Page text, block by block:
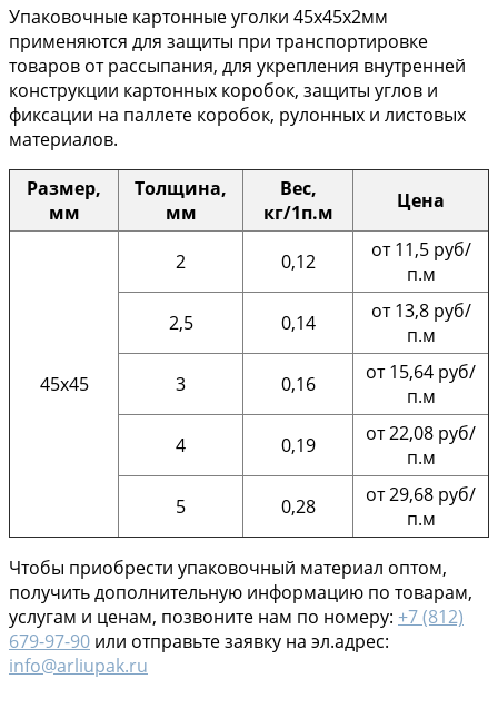
Упаковочные картонные уголки 45х45х2мм
применяются для защиты при транспортировке
товаров от рассыпания, для укрепления внутренней
конструкции картонных коробок, защиты углов и
фиксации на паллете коробок, рулонных и листовых
материалов.
Размер,
мм
Толщина,
мм
Вес,
кг/1п.м
Цена
45х45
2 0,12
от 11,5 руб/
п.м
2,5
0,14
от 13,8 руб/
п.м
3
0,16
от 15,64 руб/
п.м
4
0,19
от 22,08 руб/
п.м
5
0,28
от 29,68 руб/
п.м
Чтобы приобрести упаковочный материал оптом,
получить дополнительную информацию по товарам,
услугам и ценам, позвоните нам по номеру: +7 (812)
679-97-90 или отправьте заявку на эл.адрес:
info@arliupak.ru